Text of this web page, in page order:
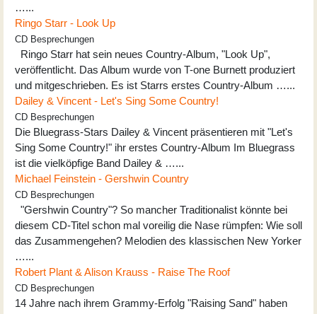
…...
Ringo Starr - Look Up
CD Besprechungen
Ringo Starr hat sein neues Country-Album, "Look Up",
veröffentlicht. Das Album wurde von T-one Burnett produziert
und mitgeschrieben. Es ist Starrs erstes Country-Album …...
Dailey & Vincent - Let's Sing Some Country!
CD Besprechungen
Die Bluegrass-Stars Dailey & Vincent präsentieren mit "Let's
Sing Some Country!" ihr erstes Country-Album Im Bluegrass
ist die vielköpfige Band Dailey & …...
Michael Feinstein - Gershwin Country
CD Besprechungen
"Gershwin Country"? So mancher Traditionalist könnte bei
diesem CD-Titel schon mal voreilig die Nase rümpfen: Wie soll
das Zusammengehen? Melodien des klassischen New Yorker
…...
Robert Plant & Alison Krauss - Raise The Roof
CD Besprechungen
14 Jahre nach ihrem Grammy-Erfolg "Raising Sand" haben